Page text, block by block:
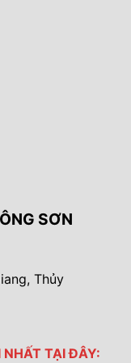
SƠN
Thủy
NHẤT TẠI ĐÂY: